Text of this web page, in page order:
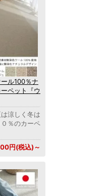
ル100％ナ
ペット『ウ
涼しく冬は
％のカーペ
円(税込)～